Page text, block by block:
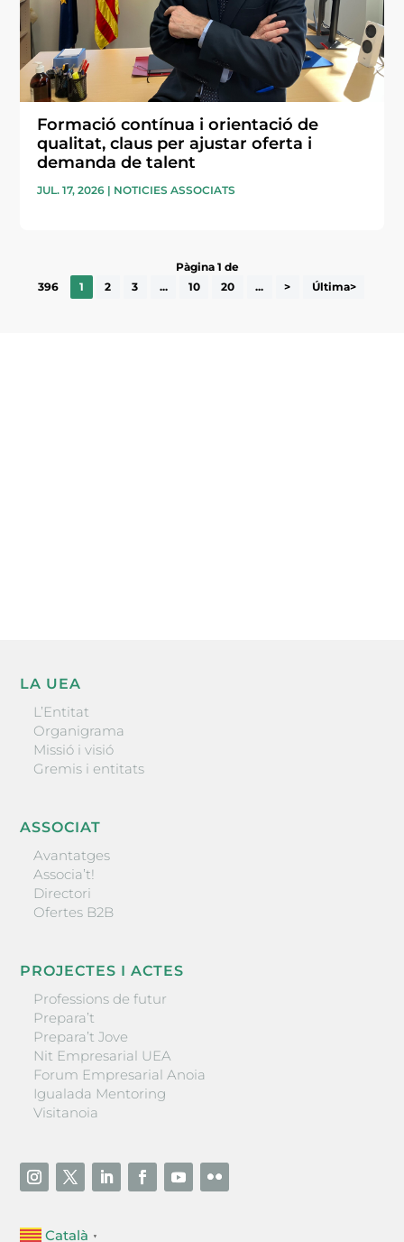
Formació contínua i orientació de
qualitat, claus per ajustar oferta i
demanda de talent
JUL. 17, 2026 | NOTICIES ASSOCIATS
Pàgina 1 de
396
1 2 3 ... 10 20 ... > Última>
LA UEA
L’Entitat
Organigrama
Missió i visió
Gremis i entitats
ASSOCIAT
Avantatges
Associa’t!
Directori
Ofertes B2B
PROJECTES I ACTES
Professions de futur
Prepara’t
Prepara’t Jove
Nit Empresarial UEA
Forum Empresarial Anoia
Igualada Mentoring
Visitanoia
Català ▼